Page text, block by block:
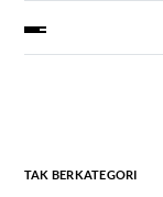
TAK BERKATEGORI